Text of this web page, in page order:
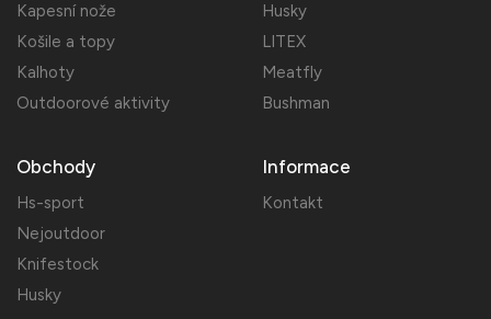
Kapesní nože
Košile a topy
Kalhoty
Outdoorové aktivity
Husky
LITEX
Meatfly
Bushman
Obchody
Hs-sport
Nejoutdoor
Knifestock
Husky
Informace
Kontakt